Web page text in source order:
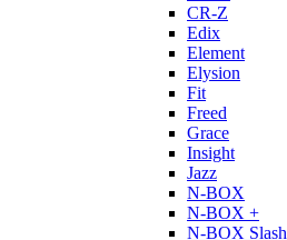
CR-Z
Edix
Element
Elysion
Fit
Freed
Grace
Insight
Jazz
N-BOX
N-BOX +
N-BOX Slash